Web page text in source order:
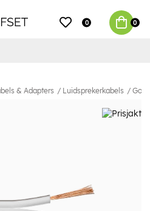
0 0
& Adapters Luidsprekerkabels